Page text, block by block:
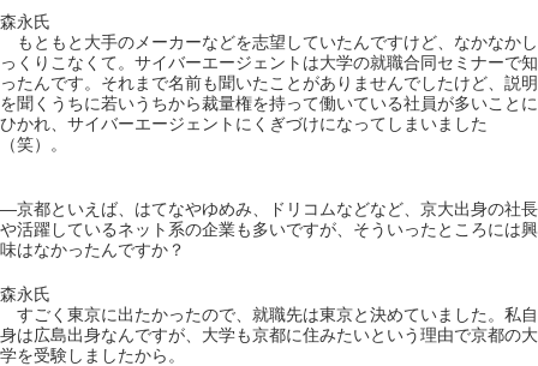
森永氏
もともと大手のメーカーなどを志望していたんですけど、なかなかし
っくりこなくて。サイバーエージェントは大学の就職合同セミナーで知
ったんです。それまで名前も聞いたことがありませんでしたけど、説明
を聞くうちに若いうちから裁量権を持って働いている社員が多いことに
ひかれ、サイバーエージェントにくぎづけになってしまいました
（笑）。
―京都といえば、はてなやゆめみ、ドリコムなどなど、京大出身の社長
や活躍しているネット系の企業も多いですが、そういったところには興
味はなかったんですか？
森永氏
すごく東京に出たかったので、就職先は東京と決めていました。私自
身は広島出身なんですが、大学も京都に住みたいという理由で京都の大
学を受験しましたから。